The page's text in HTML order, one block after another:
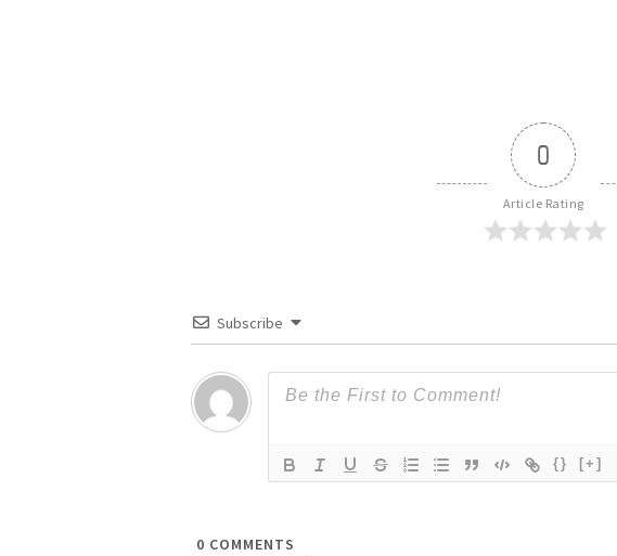
0
Article Rating
Subscribe
{} [+]
0 COMMENTS